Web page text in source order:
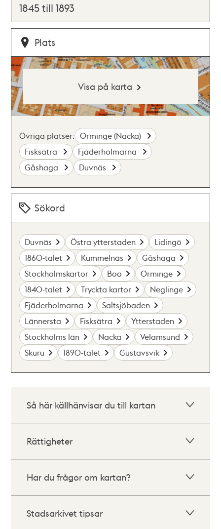
1845 till 1893
Plats
Visa på karta
Övriga platser: Orminge (Nacka)
Fisksätra
Fjäderholmarna
Gåshaga
Duvnäs
Sökord
Duvnäs Östra ytterstaden
Lidingö
1860-talet
Kummelnäs
Gåshaga
Stockholmskartor
Boo
Orminge
1840-talet
Tryckta kartor
Neglinge
Fjäderholmarna
Saltsjöbaden
Lännersta
Fisksätra
Ytterstaden
Stockholms län
Nacka
Velamsund
Skuru
1890-talet Gustavsvik
Så här källhänvisar du till kartan
Rättigheter
Har du frågor om kartan?
Stadsarkivet tipsar